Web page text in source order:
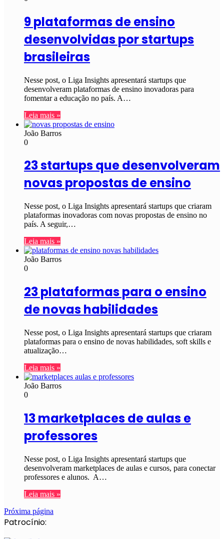
9 plataformas de ensino
desenvolvidas por startups
brasileiras
Nesse post, o Liga Insights apresentará startups que
desenvolveram plataformas de ensino inovadoras para
fomentar a educação no país. A…
Leia mais »
João Barros
0
23 startups que desenvolveram
novas propostas de ensino
Nesse post, o Liga Insights apresentará startups que criaram
plataformas inovadoras com novas propostas de ensino no
país. A seguir,…
Leia mais »
João Barros
0
23 plataformas para o ensino
de novas habilidades
Nesse post, o Liga Insights apresentará startups que criaram
plataformas para o ensino de novas habilidades, soft skills e
atualização…
Leia mais »
João Barros
0
13 marketplaces de aulas e
professores
Nesse post, o Liga Insights apresentará startups que
desenvolveram marketplaces de aulas e cursos, para conectar
professores e alunos. A…
Leia mais »
Próxima página
Patrocínio: